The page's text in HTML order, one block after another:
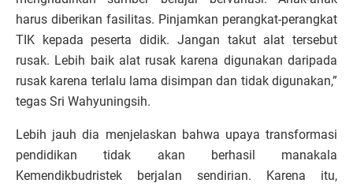
harus diberikan fasilitas. Pinjamkan perangkat-perangkat
TIK kepada peserta didik. Jangan takut alat tersebut
rusak. Lebih baik alat rusak karena digunakan daripada
rusak karena terlalu lama disimpan dan tidak digunakan,”
tegas Sri Wahyuningsih.
Lebih jauh dia menjelaskan bahwa upaya transformasi
pendidikan tidak akan berhasil manakala
Kemendikbudristek berjalan sendirian. Karena itu,